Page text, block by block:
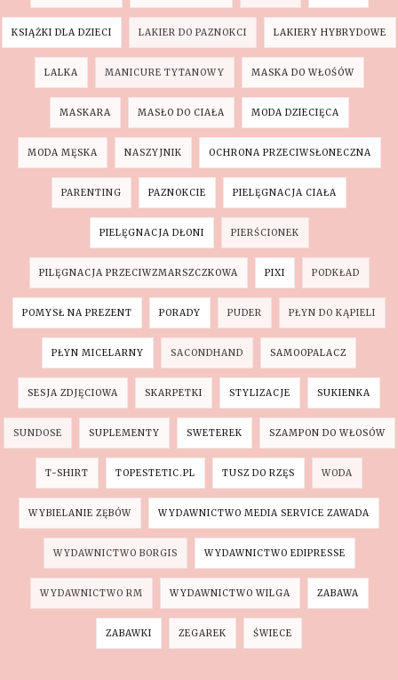
KSIĄŻKI DLA DZIECI LAKIER DO PAZNOKCI LAKIERY HYBRYDOWE
LALKA MANICURE TYTANOWY MASKA DO WŁOŚÓW
MASKARA MASŁO DO CIAŁA MODA DZIECIĘCA
MODA MĘSKA NASZYJNIK OCHRONA PRZECIWSŁONECZNA
PARENTING PAZNOKCIE PIELĘGNACJA CIAŁA
PIELĘGNACJA DŁONI PIERŚCIONEK
PILĘGNACJA PRZECIWZMARSZCZKOWA PIXI PODKŁAD
POMYSŁ NA PREZENT PORADY PUDER PŁYN DO KĄPIELI
PŁYN MICELARNY SACONDHAND SAMOOPALACZ
SESJA ZDJĘCIOWA SKARPETKI STYLIZACJE SUKIENKA
SUNDOSE SUPLEMENTY SWETEREK SZAMPON DO WŁOSÓW
T-SHIRT TOPESTETIC.PL TUSZ DO RZĘS WODA
WYBIELANIE ZĘBÓW WYDAWNICTWO MEDIA SERVICE ZAWADA
WYDAWNICTWO BORGIS WYDAWNICTWO EDIPRESSE
WYDAWNICTWO RM WYDAWNICTWO WILGA ZABAWA
ZABAWKI ZEGAREK ŚWIECE